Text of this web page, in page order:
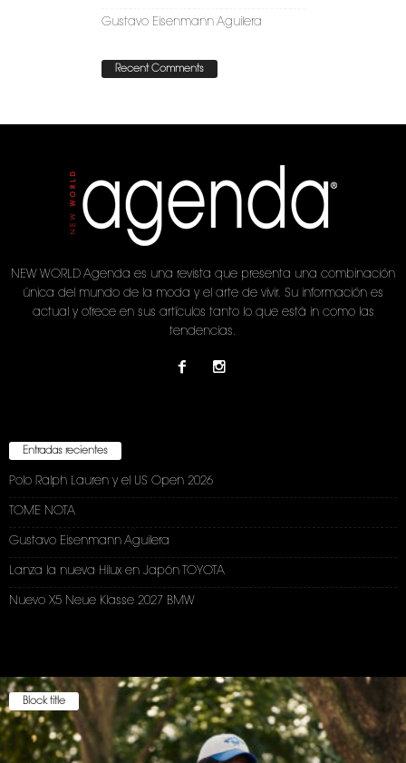
Gustavo Eisenmann Aguilera
Recent Comments
NEW WORLD Agenda es una revista que presenta una combinación
única del mundo de la moda y el arte de vivir. Su información es
actual y ofrece en sus artículos tanto lo que está in como las
tendencias.
Entradas recientes
Polo Ralph Lauren y el US Open 2026
TOME NOTA
Gustavo Eisenmann Aguilera
Lanza la nueva Hilux en Japón TOYOTA
Nuevo X5 Neue Klasse 2027 BMW
Block title